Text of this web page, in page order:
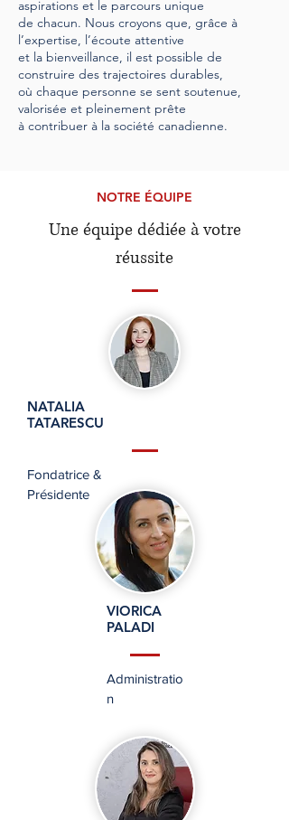
aspirations et le parcours unique
de chacun. Nous croyons que, grâce à
l’expertise, l’écoute attentive
et la bienveillance, il est possible de
construire des trajectoires durables,
où chaque personne se sent soutenue,
valorisée et pleinement prête
à contribuer à la société canadienne.
NOTRE ÉQUIPE
Une équipe dédiée à votre
réussite
NATALIA
TATARESCU
Fondatrice &
Présidente
VIORICA
PALADI
Administratio
n